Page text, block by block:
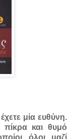
μία ευθύνη.
πίκρα και θυμό